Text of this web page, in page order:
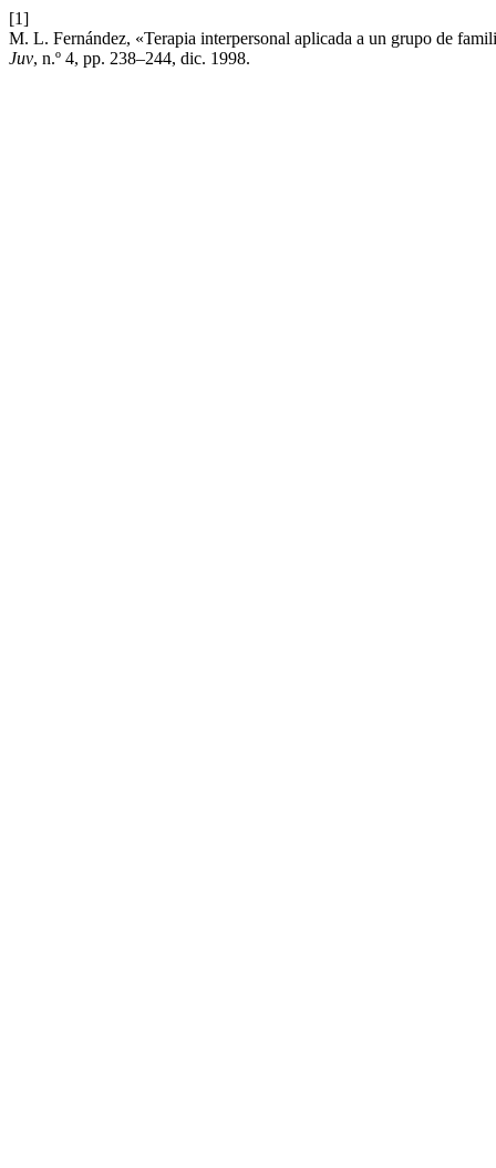
[1]
M. L. Fernández, «Terapia interpersonal aplicada a un grupo de
Juv, n.º 4, pp. 238–244, dic. 1998.